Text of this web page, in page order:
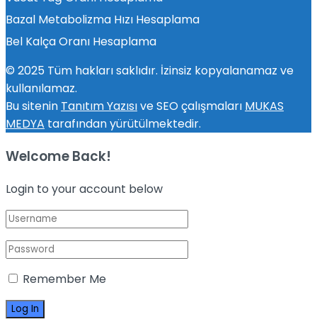
Bazal Metabolizma Hızı Hesaplama
Bel Kalça Oranı Hesaplama
© 2025 Tüm hakları saklıdır. İzinsiz kopyalanamaz ve
kullanılamaz.
Bu sitenin Tanıtım Yazısıve SEO çalışmaları MUKAS
MEDYA tarafından yürütülmektedir.
Welcome Back!
Login to your account below
Remember Me